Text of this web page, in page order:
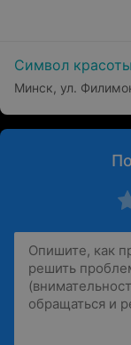
Символ красоты
Минск, ул.